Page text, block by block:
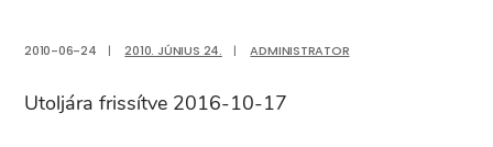
2010-06-24 | 2010. JÚNIUS 24. | ADMINISTRATOR
Utoljára frissítve 2016-10-17